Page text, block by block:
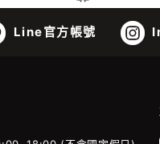
Line官方帳號